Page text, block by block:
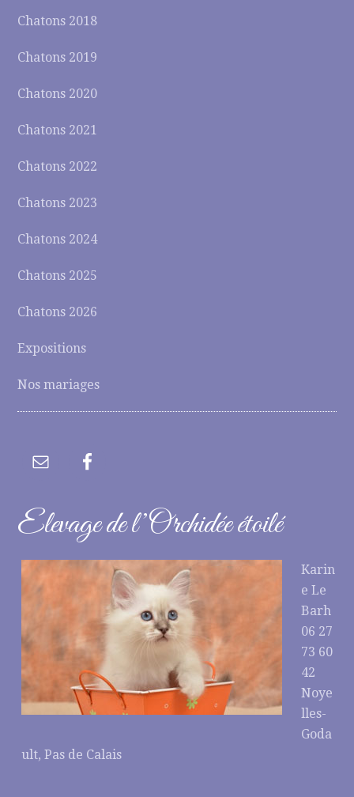
Chatons 2018
Chatons 2019
Chatons 2020
Chatons 2021
Chatons 2022
Chatons 2023
Chatons 2024
Chatons 2025
Chatons 2026
Expositions
Nos mariages
Elevage de l’Orchidée étoilé
Karin
e Le
Barh
06 27
73 60
42
Noye
lles-
Goda
ult, Pas de Calais